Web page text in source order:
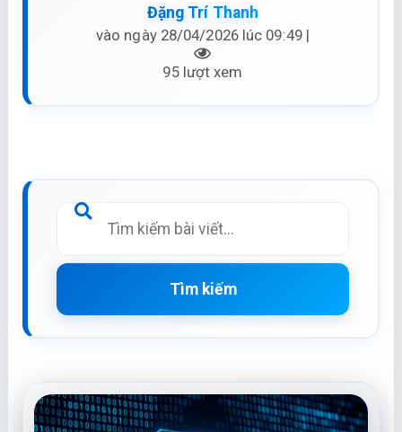
Đặng Trí Thanh
vào ngày 28/04/2026 lúc 09:49 |
95 lượt xem
Tìm kiếm